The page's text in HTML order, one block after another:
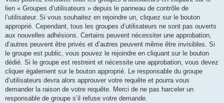
lien « Groupes d’utilisateurs » depuis le panneau de contrôle de
l’utilisateur. Si vous souhaitez en rejoindre un, cliquez sur le bouton
approprié. Cependant, tous les groupes d’utilisateurs ne sont pas ouverts
aux nouvelles adhésions. Certains peuvent nécessiter une approbation,
d’autres peuvent être privés et d’autres peuvent même être invisibles. Si
le groupe est public, vous pouvez le rejoindre en cliquant sur le bouton
dédié. Si le groupe est restreint et nécessite une approbation, vous devez
cliquer également sur le bouton approprié. Le responsable du groupe
d’utilisateurs devra alors approuver votre requête et pourra vous
demander la raison de votre requête. Merci de ne pas harceler un
responsable de groupe s’il refuse votre demande.